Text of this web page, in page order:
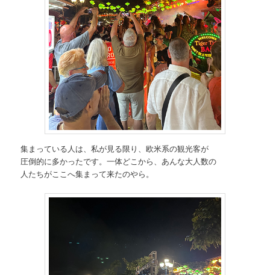
集まっている人は、私が見る限り、欧米系の観光客が
圧倒的に多かったです。一体どこから、あんな大人数の
人たちがここへ集まって来たのやら。